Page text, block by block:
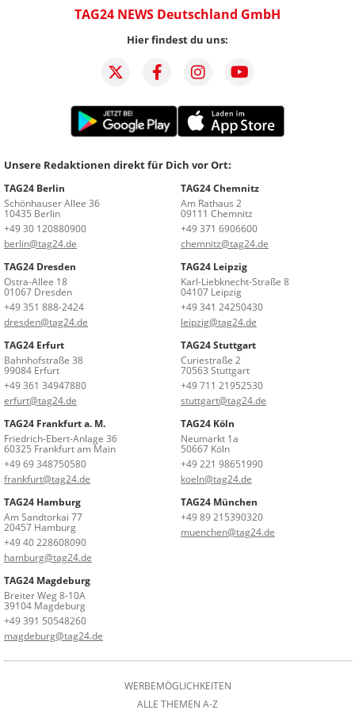
TAG24 NEWS Deutschland GmbH
Hier findest du uns:
Unsere Redaktionen direkt für Dich vor Ort:
TAG24 Berlin
Schönhauser Allee 36
10435 Berlin
+49 30 120880900
berlin@tag24.de
TAG24 Chemnitz
Am Rathaus 2
09111 Chemnitz
+49 371 6906600
chemnitz@tag24.de
TAG24 Dresden
Ostra-Allee 18
01067 Dresden
+49 351 888-2424
dresden@tag24.de
TAG24 Leipzig
Karl-Liebknecht-Straße 8
04107 Leipzig
+49 341 24250430
leipzig@tag24.de
TAG24 Erfurt
Bahnhofstraße 38
99084 Erfurt
+49 361 34947880
erfurt@tag24.de
TAG24 Stuttgart
Curiestraße 2
70563 Stuttgart
+49 711 21952530
stuttgart@tag24.de
TAG24 Frankfurt a. M.
Friedrich-Ebert-Anlage 36
60325 Frankfurt am Main
+49 69 348750580
frankfurt@tag24.de
TAG24 Köln
Neumarkt 1a
50667 Köln
+49 221 98651990
koeln@tag24.de
TAG24 Hamburg
Am Sandtorkai 77
20457 Hamburg
+49 40 228608090
hamburg@tag24.de
TAG24 München
+49 89 215390320
muenchen@tag24.de
TAG24 Magdeburg
Breiter Weg 8-10A
39104 Magdeburg
+49 391 50548260
magdeburg@tag24.de
WERBEMÖGLICHKEITEN
ALLE THEMEN A-Z